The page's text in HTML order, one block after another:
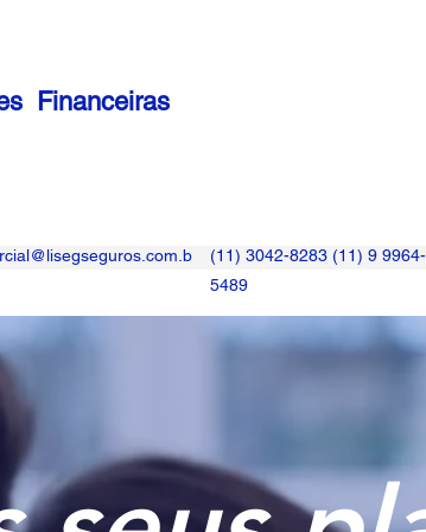
Financeiras
(11) 3042-8283 (11) 9 9964-
5489